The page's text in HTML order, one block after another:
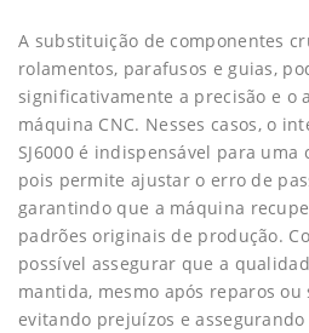
A substituição de componentes
rolamentos, parafusos e guias,
significativamente a precisão e o
máquina CNC. Nesses casos, o
SJ6000 é indispensável para
pois permite ajustar o erro de
garantindo que a máquina
padrões originais de produção.
possível assegurar que a
mantida, mesmo após reparos
evitando prejuízos e